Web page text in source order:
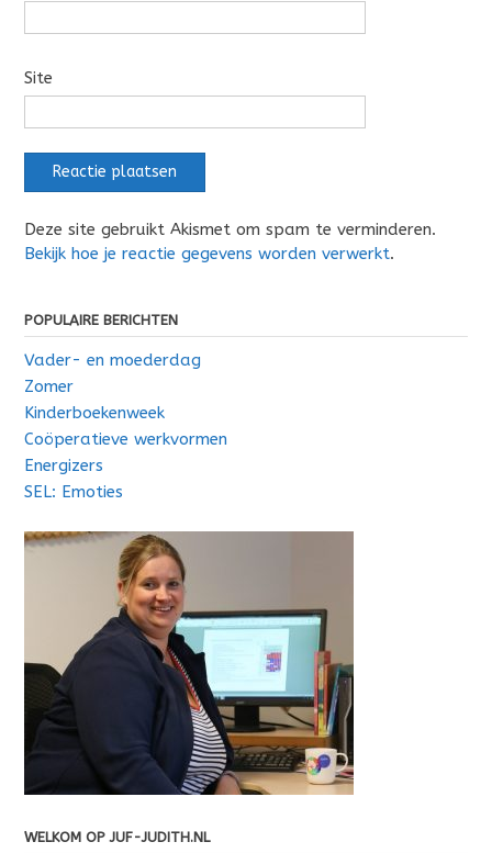
Site
Deze site gebruikt Akismet om spam te verminderen.
Bekijk hoe je reactie gegevens worden verwerkt.
POPULAIRE BERICHTEN
Vader- en moederdag
Zomer
Kinderboekenweek
Coöperatieve werkvormen
Energizers
SEL: Emoties
WELKOM OP JUF-JUDITH.NL